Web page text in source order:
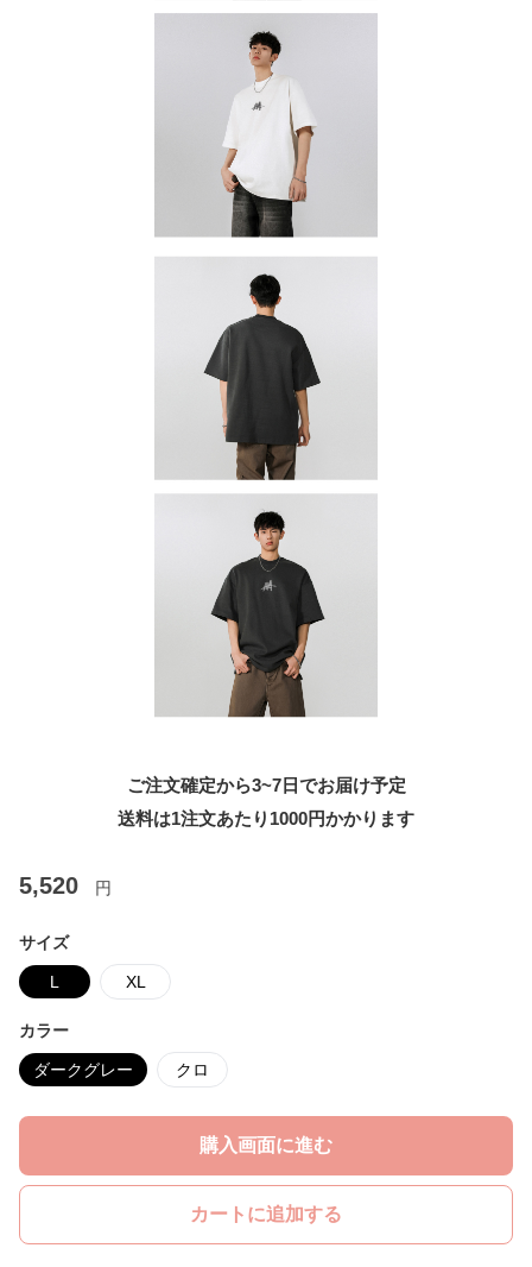
ご注文確定から3~7日でお届け予定
送料は1注文あたり 1000円かかります
5,520 円
サイズ
L XL
カラー
ダークグレー クロ
購入画面に進む
カートに追加する